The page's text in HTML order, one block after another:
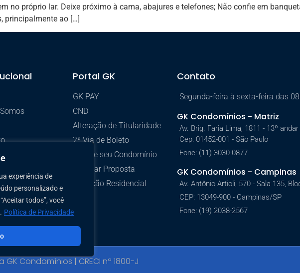
experiência de
personalizado e
todos”, você
Política de Privacidade
no próprio lar. Deixe próximo à cama, abajures e telefones; Não confie em
principalmente ao […]
Conosco
Portal GK
GK PAY
CND
Alteração de Titularidade
2ª Via de Boleto
Acesse seu Condomínio
Solicitar Proposta
Proteção Residencial
Contato
Segunda-feira à sexta-feira das
GK Condomínios - Matriz
Av. Brig. Faria Lima, 1811 - 13º
Cep: 01452-001 - São Paulo
Fone: (11) 3030-0877
GK Condomínios - Campinas
Av. Antônio Artioli, 570 - Sala 135,
CEP: 13049-900 - Campinas/SP
Fone: (19) 2038-2567
Condomínios | CRECI nº 1800-J